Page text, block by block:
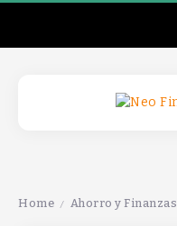
Home / Ahorro y Finanzas